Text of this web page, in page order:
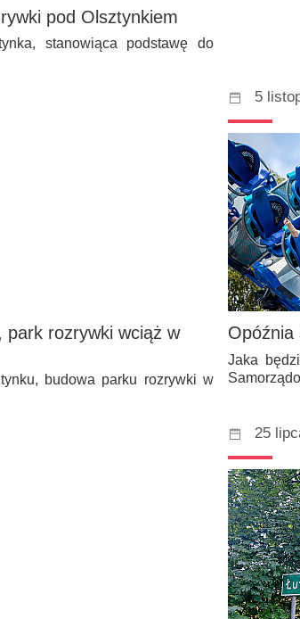
pod Olsztynkiem
stanowiąca podstawę do
rozrywki wciąż w
budowa parku rozrywki w
5
Opóźnia
Jaka
25